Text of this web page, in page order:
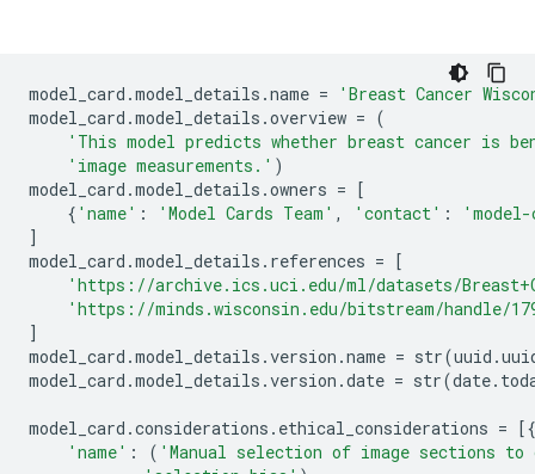
model_card .model_details .name =
'Breast Cancer
model_card .model_details .overview = (
'This model predicts whether breast cancer is
'image measurements.' )
model_card .model_details .owners = [
{ 'name' : 'Model Cards Team' , 'contact' :
'model-
]
model_card .model_details . references = [
'https://archive.ics.uci.edu/ml/datasets/
'https://minds.wisconsin.edu/bitstream/handle/
]
model_card .model_details .version .name = str(uuid .
model_card .model_details .version .date = str(date.
model_card .considerations . ethical_considerations = [{
'name' : ( 'Manual selection of image sections